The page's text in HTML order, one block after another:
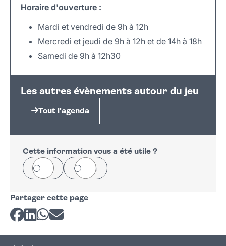
Horaire d'ouverture :
Mardi et vendredi de 9h à 12h
Mercredi et jeudi de 9h à 12h et de 14h à 18h
Samedi de 9h à 12h30
+
−
Les autres évènements autour du jeu
Tout l'agenda
Cette information vous a été utile ?
Oui Non
Partager cette page
Partager sur Facebook
Partager sur LinkedIn
Partager sur Whatsapp
Partager par courriel